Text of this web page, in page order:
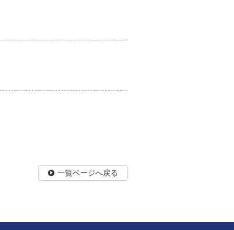
一覧ページへ戻る